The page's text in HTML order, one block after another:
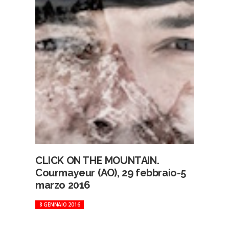
CLICK ON THE MOUNTAIN.
Courmayeur (AO), 29 febbraio-5
marzo 2016
8 GENNAIO 2016